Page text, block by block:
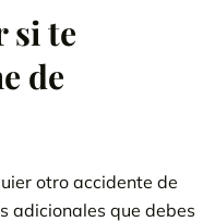
si te
de
otro accidente de
adicionales que debes